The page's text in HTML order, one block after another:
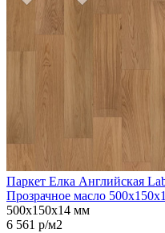
Паркет Елка Английская
Прозрачное масло
500х150х14 мм
6 561 р/м2